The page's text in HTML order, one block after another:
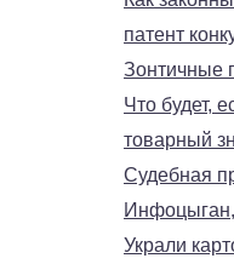
патент
Зонтичные
Что будет,
товарный
Судебная
Инфоцыган,
Украли